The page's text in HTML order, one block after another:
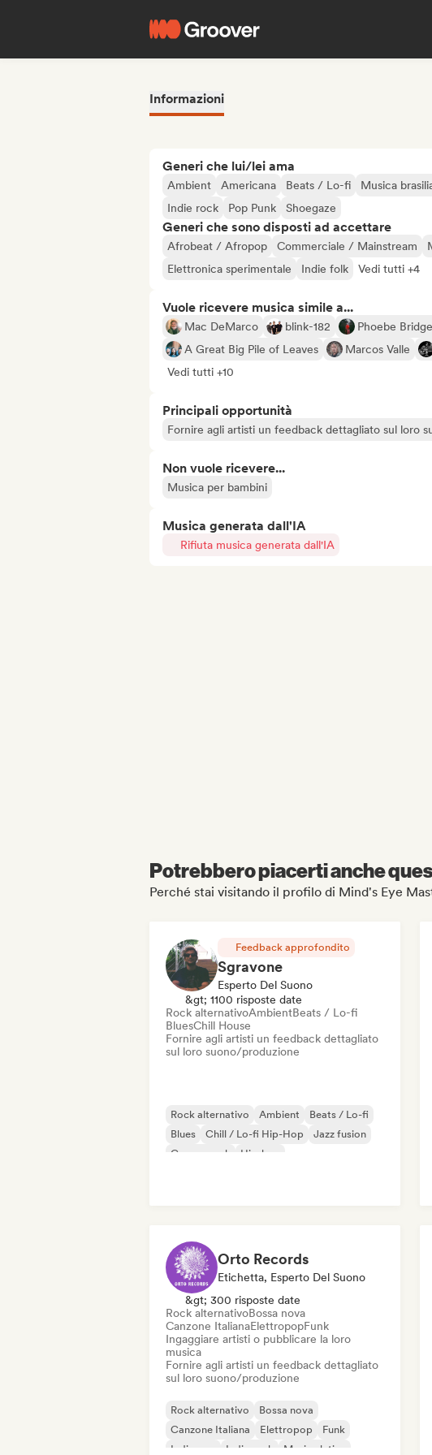
Informazioni
Generi che lui/lei ama
Ambient Americana Beats / Lo-fi Musica
Indie rock
Pop Punk Shoegaze
Generi che sono disposti ad accettare
Afrobeat / Afropop Commerciale / Mainstream
Elettronica sperimentale
Indie folk Vedi tutti +4
Vuole ricevere musica simile a...
Mac DeMarco blink-182 Phoebe
A Great Big Pile of Leaves
Marcos Valle
Vedi tutti +10
Principali opportunità
Fornire agli artisti un feedback dettagliato sul loro
Non vuole ricevere...
Musica per bambini
Musica generata dall'IA
Rifiuta musica generata dall'IA
Potrebbero piacerti anche
Perché stai visitando il profilo di Mind's Eye
Feedback approfondito
Sgravone
Esperto Del Suono
&gt; 1100 risposte date
Rock alternativoAmbientBeats / Lo-fi
BluesChill House
Fornire agli artisti un feedback dettagliato
sul loro suono/produzione
Rock alternativo Ambient
Beats / Lo-fi
Blues
Chill / Lo-fi Hip-Hop
Jazz fusion
Garage rock
Hip-hop
Orto Records
Etichetta, Esperto Del Suono
&gt; 300 risposte date
Rock alternativoBossa nova
Canzone ItalianaElettropopFunk
Ingaggiare artisti o pubblicare la loro
musica
Fornire agli artisti un feedback dettagliato
sul loro suono/produzione
Rock alternativo
Bossa nova
Canzone Italiana
Elettropop
Funk
Indie pop
Indie rock Musica latina